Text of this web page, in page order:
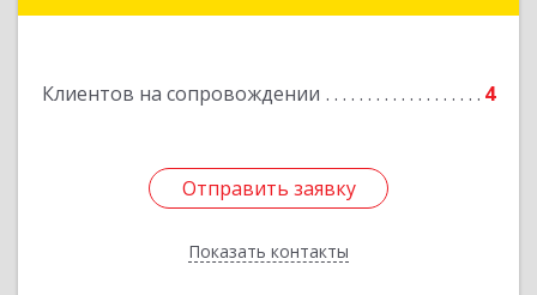
Клиентов на сопровождении 4
Отправить заявку
Показать контакты
Отправить заявку
Назад